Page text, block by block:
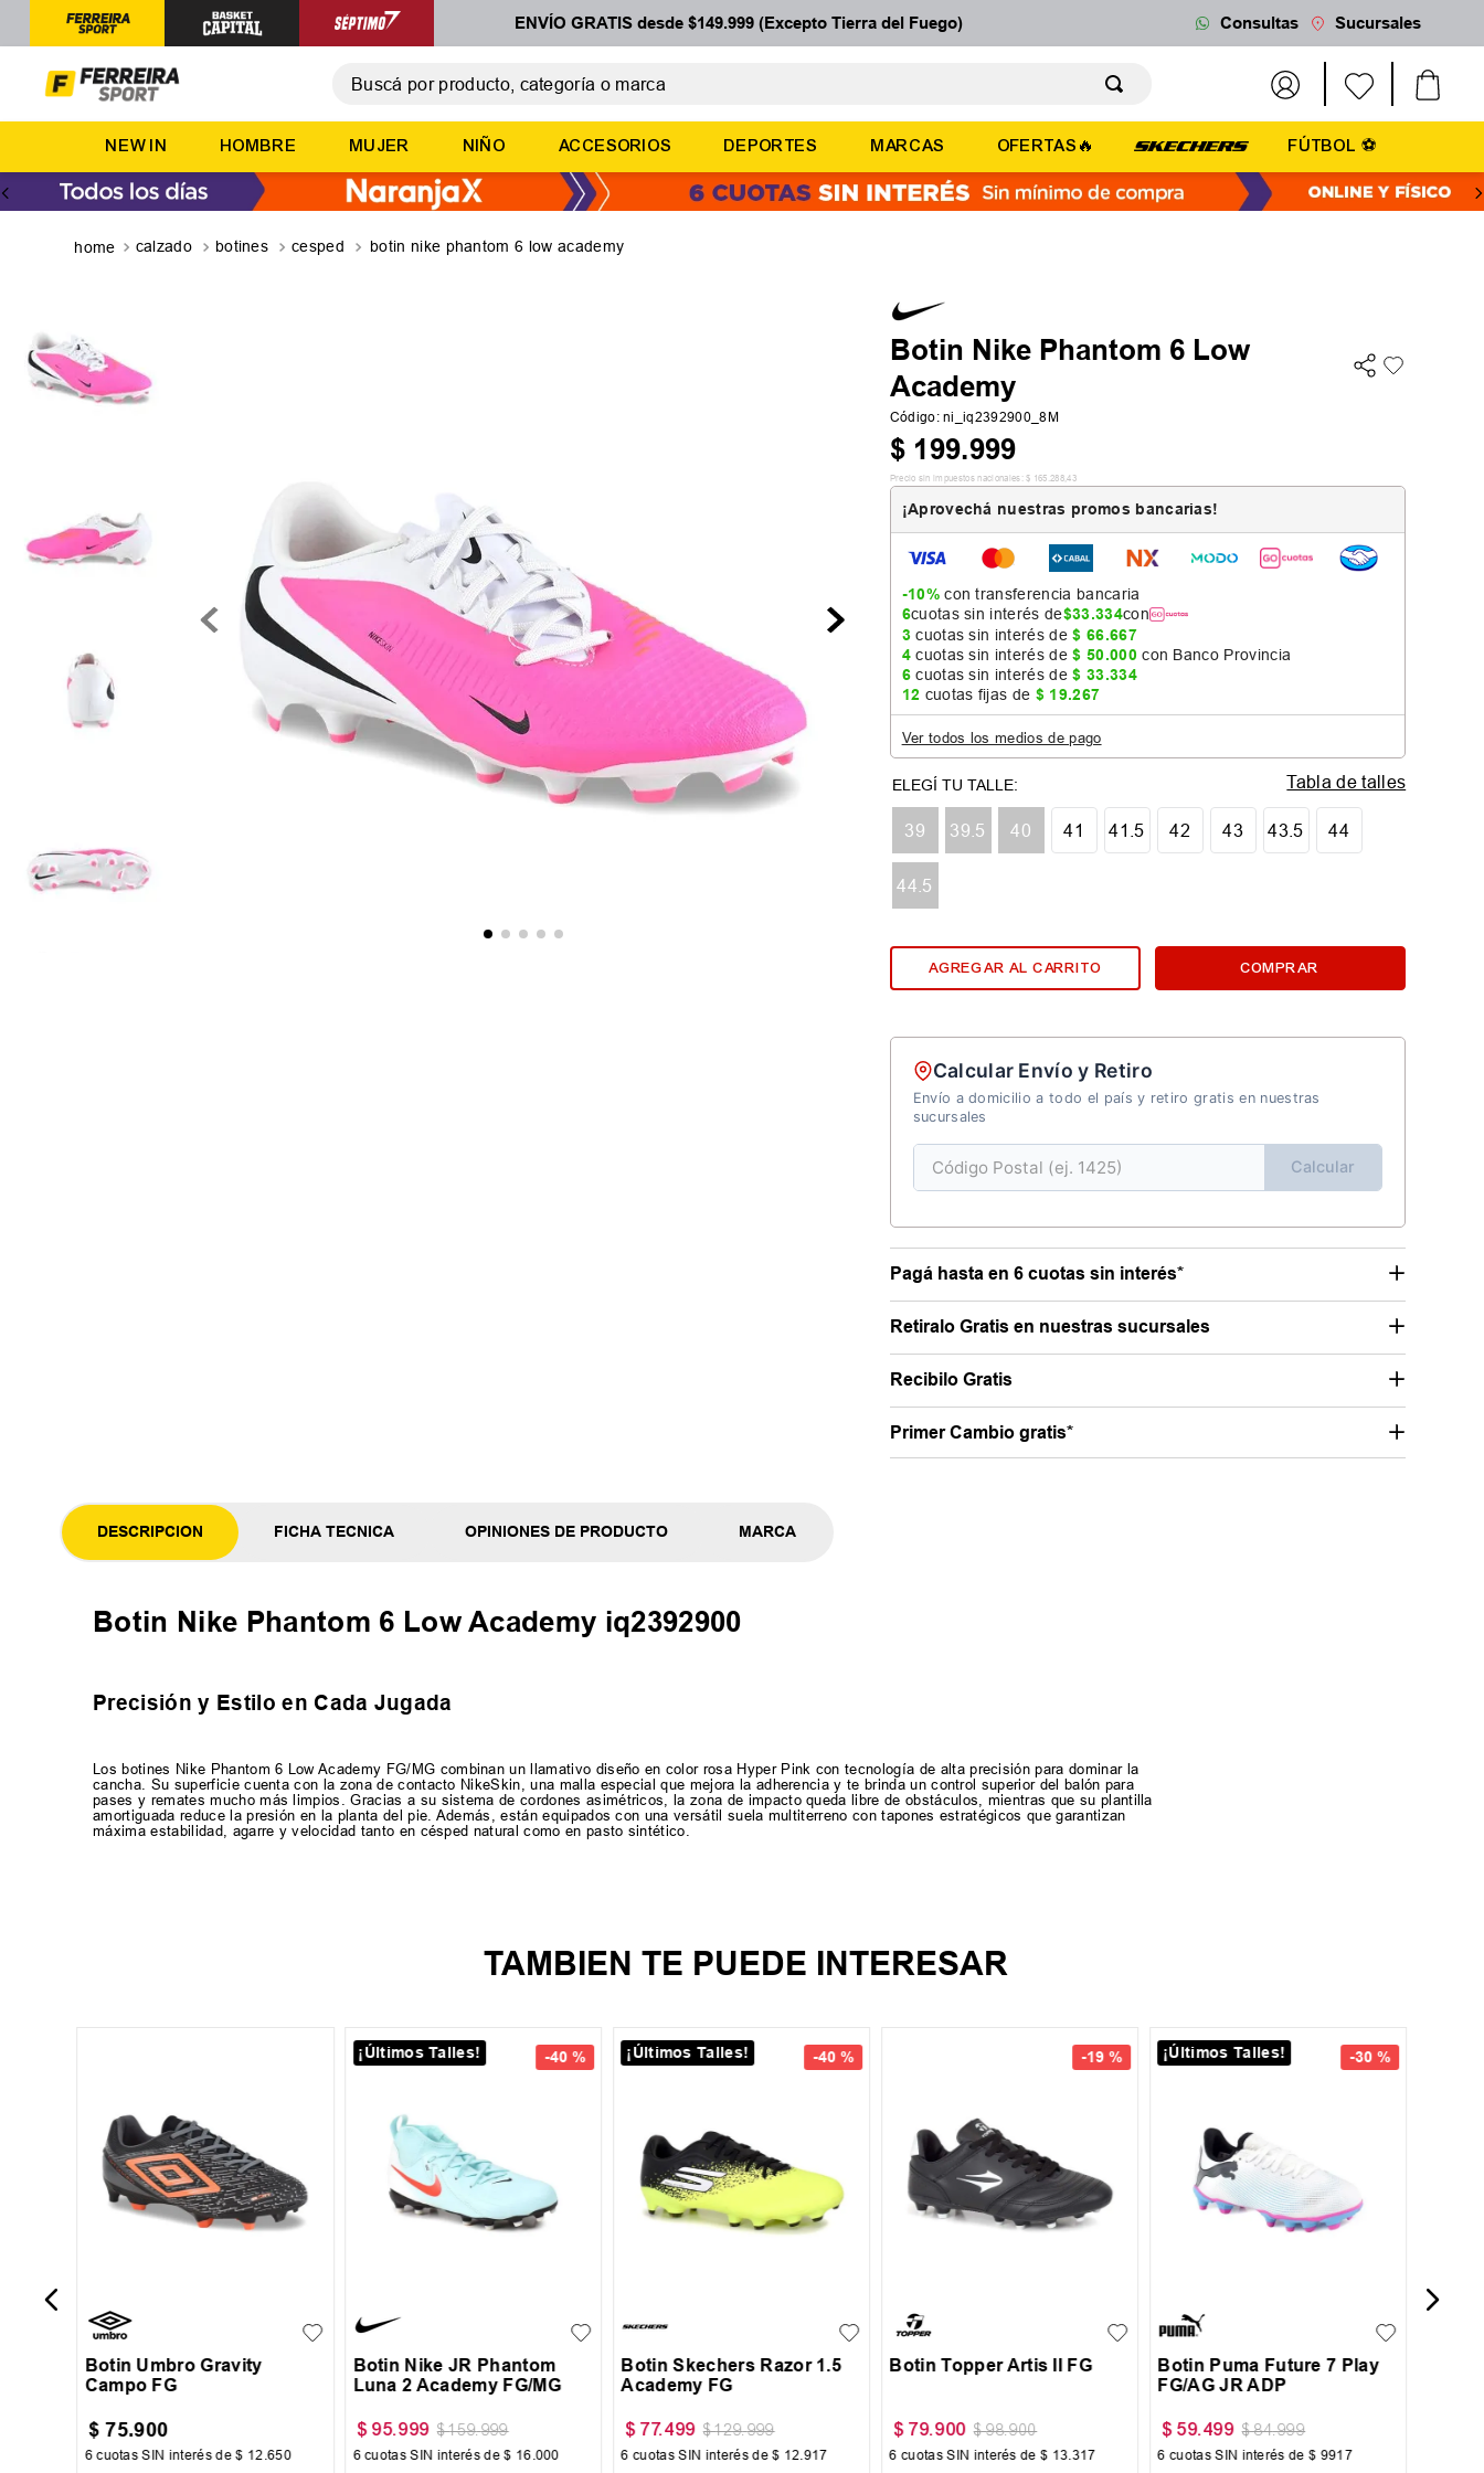
ENVÍO GRATIS desde $149.999 (Excepto Tierra del Fuego) Consultas Sucursales
NEW IN HOMBRE MUJER NIÑO ACCESORIOS DEPORTES MARCAS OFERTAS🔥 FÚTBOL ⚽
calzado botines cesped botin nike phantom 6 low academy
Botin Nike Phantom 6 Low
Academy
Código:ni_iq2392900_8M
$ 199.999
Precio sin impuestos nacionales: $ 165 .288,43
¡Aprovechá nuestras promos bancarias!
-10%con transferencia bancaria
6cuotas sin interés de$33.334con
3cuotas sin interés de$ 66.667
4cuotas sin interés de$ 50.000 con Banco Provincia
6cuotas sin interés de$ 33.334
12 cuotas fijas de $ 19.267
Ver todos los medios de pago
39 39.5 40 41 41.5 42 43 43.5 44
44.5
Tabla de talles
AGREGAR AL CARRITO COMPRAR
Calcular Envío y Retiro
Envío a domicilio a todo el país y retiro gratis en nuestras
sucursales
Calcular
Pagá hasta en 6 cuotas sin interés*
Retiralo Gratis en nuestras sucursales
Recibilo Gratis
Primer Cambio gratis*
DESCRIPCION FICHA TECNICA OPINIONES DE PRODUCTO MARCA
Botin Nike Phantom 6 Low Academy iq2392900
Precisión y Estilo en Cada Jugada
Los botines Nike Phantom 6 Low Academy FG/MG combinan un llamativo diseño en color rosa Hyper Pink con tecnología de alta precisión para dominar la
cancha. Su superficie cuenta con la zona de contacto NikeSkin, una malla especial que mejora la adherencia y te brinda un control superior del balón para
pases y remates mucho más limpios. Gracias a su sistema de cordones asimétricos, la zona de impacto queda libre de obstáculos, mientras que su plantilla
amortiguada reduce la presión en la planta del pie. Además, están equipados con una versátil suela multiterreno con tapones estratégicos que garantizan
máxima estabilidad, agarre y velocidad tanto en césped natural como en pasto sintético.
TAMBIEN TE PUEDE INTERESAR
42
Botin Umbro Gravity
Campo FG
$ 75.900
6 cuotas SIN interés de$ 12 .650
-40 %
¡Últimos Talles!
Botin Nike JR Phantom
Luna 2 Academy FG/MG
$ 95.999 $ 159.999
6 cuotas SIN interés de$ 16 .000
-40 %
¡Últimos Talles!
Botin Skechers Razor 1.5
Academy FG
$ 77.499 $ 129.999
6 cuotas SIN interés de$ 12 917
-19 %
Botin Topper Artis II FG
$ 79.900 $ 98.900
6 cuotas SIN interés de$ 13 317
-30 %
¡Últimos Talles!
Botin Puma Future 7 Play
FG/AG JR ADP
$ 59.499 $ 84.999
6 cuotas SIN interés de$ 9917
TÉRMINOS MÁS BUSCADOS
2
zapatillas
3.
basquet